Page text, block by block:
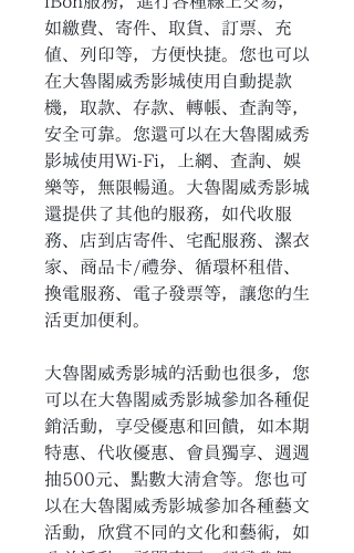
如繳費、寄件、取貨、訂票、充
值、列印等，方便快捷。您也可以
在大魯閣威秀影城使用自動提款
機，取款、存款、轉帳、查詢等，
安全可靠。您還可以在大魯閣威秀
影城使用Wi-Fi，上網、查詢、娛
樂等，無限暢通。大魯閣威秀影城
還提供了其他的服務，如代收服
務、店到店寄件、宅配服務、潔衣
家、商品卡/禮券、循環杯租借、
換電服務、電子發票等，讓您的生
活更加便利。
大魯閣威秀影城的活動也很多，您
可以在大魯閣威秀影城參加各種促
銷活動，享受優惠和回饋，如本期
特惠、代收優惠、會員獨享、週週
抽500元、點數大清倉等。您也可
以在大魯閣威秀影城參加各種藝文
活動，欣賞不同的文化和藝術，如